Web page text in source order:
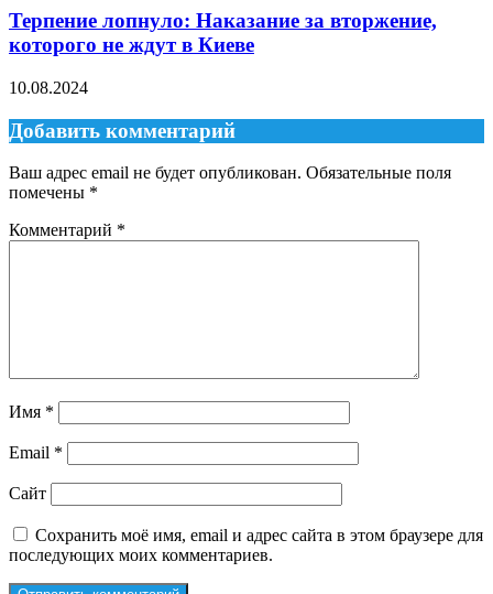
Терпение лопнуло: Наказание за вторжение,
которого не ждут в Киеве
10.08.2024
Добавить комментарий
Ваш адрес email не будет опубликован. Обязательные поля
помечены *
Комментарий *
Имя *
Email *
Сайт
Сохранить моё имя, email и адрес сайта в этом браузере для
последующих моих комментариев.